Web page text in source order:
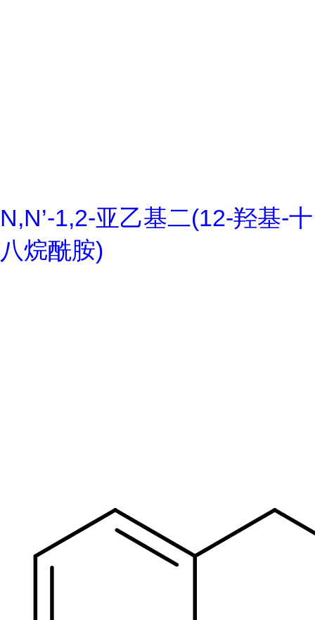
N,N’-1,2-亚乙基二(12-羟基-十
八烷酰胺)